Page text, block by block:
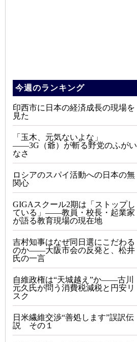
今週のランキング
印西市に日本の経済成長の現場を
見た
「玉木、元気ないよな」
――3G（爺）が斬る野党のふがい
なさ
ロシアのスパイ活動への日本の無
関心
GIGAスクール2期は「ストップし
ている」——教員・校長・起業家
が語る教育現場の現在地
吉村知事はなぜ同日選にこだわる
のか――大阪市会の反発と、松井
氏の一言
自維政権は“天城越え”か――古川
元久氏が問う消費税減税と円安リ
スク
日米繊維交渉“善処します”誤訳伝
説 その１